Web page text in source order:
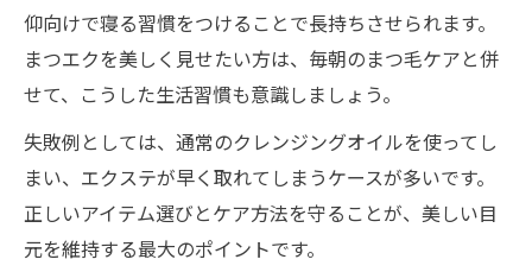
仰向けで寝る習慣をつけることで長持ちさせられます。
まつエクを美しく見せたい方は、毎朝のまつ毛ケアと併
せて、こうした生活習慣も意識しましょう。
失敗例としては、通常のクレンジングオイルを使ってし
まい、エクステが早く取れてしまうケースが多いです。
正しいアイテム選びとケア方法を守ることが、美しい目
元を維持する最大のポイントです。